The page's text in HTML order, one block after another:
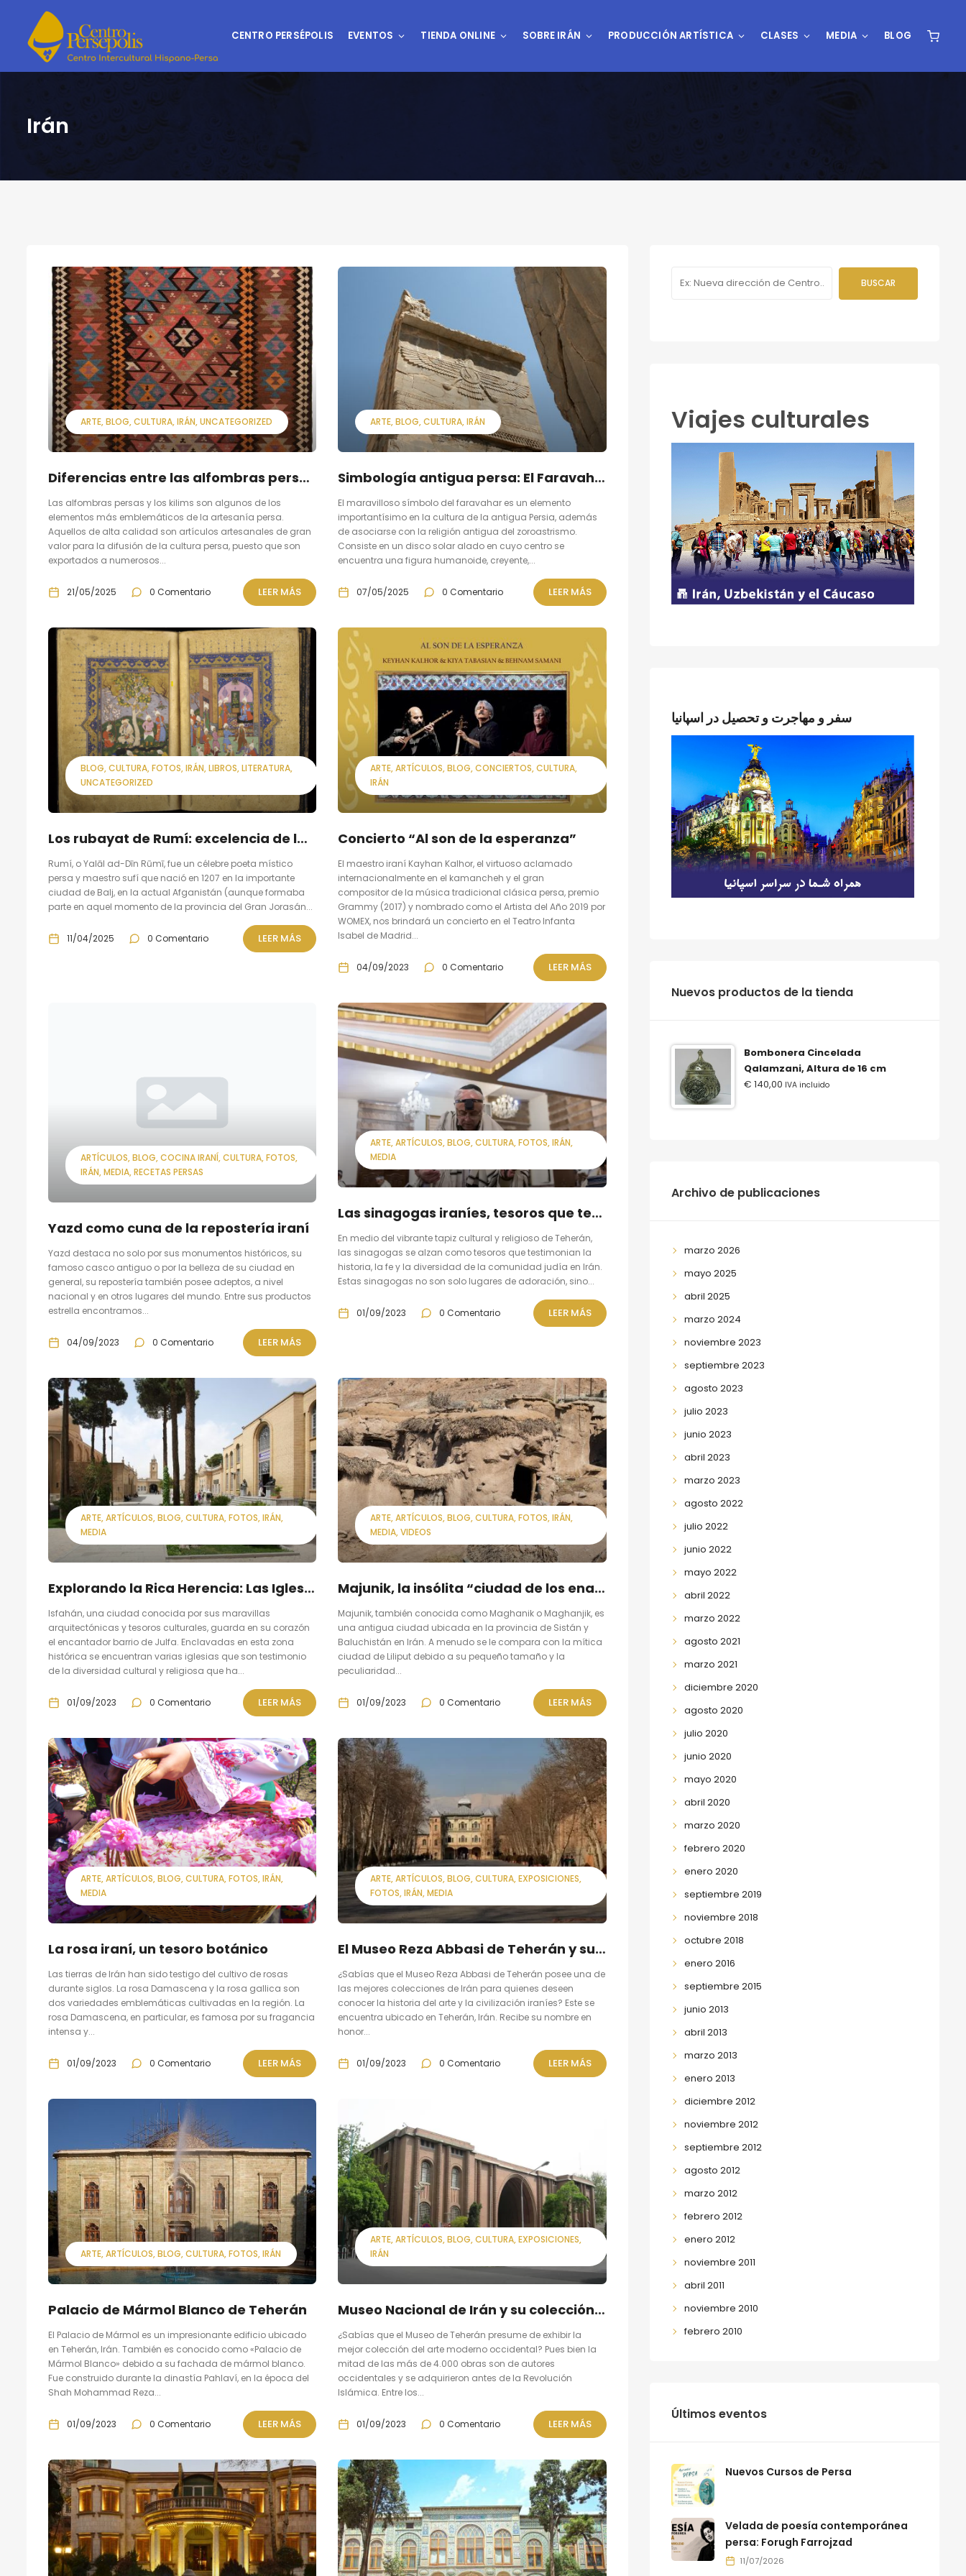
CENTRO PERSÉPOLIS EVENTOS TIENDA ONLINE SOBRE IRÁN PRODUCCIÓN ARTÍSTICA CLASES MEDIA BLOG
Irán
ARTE BLOG CULTURA IRÁN UNCATEGORIZED
Diferencias entre las alfombras persas y los kilims
Las alfombras persas y los kilims son algunos de los
elementos más emblemáticos de la artesanía persa.
Aquellos de alta calidad son artículos artesanales de gran
valor para la difusión de la cultura persa, puesto que son
exportados a numerosos...
21/05/2025 0 Comentario LEER MÁS
ARTE BLOG CULTURA IRÁN
Simbología antigua persa: El Faravahar
El maravilloso símbolo del faravahar es un elemento
importantísimo en la cultura de la antigua Persia, además
de asociarse con la religión antigua del zoroastrismo.
Consiste en un disco solar alado en cuyo centro se
encuentra una figura humanoide, creyente,...
07/05/2025 0 Comentario LEER MÁS
BLOG CULTURA FOTOS IRÁN LIBROS LITERATURA
UNCATEGORIZED
Los rubayat de Rumí: excelencia de la poesía persa
Rumí, o Yalāl ad-Dīn Rūmī, fue un célebre poeta místico
persa y maestro sufí que nació en 1207 en la importante
ciudad de Balj, en la actual Afganistán (aunque formaba
parte en aquel momento de la provincia del Gran Jorasán...
11/04/2025 0 Comentario LEER MÁS
ARTE ARTÍCULOS BLOG CONCIERTOS CULTURA
IRÁN
Concierto “Al son de la esperanza”
El maestro iraní Kayhan Kalhor, el virtuoso aclamado
internacionalmente en el kamancheh y el gran
compositor de la música tradicional clásica persa, premio
Grammy (2017) y nombrado como el Artista del Año 2019 por
WOMEX, nos brindará un concierto en el Teatro Infanta
Isabel de Madrid...
04/09/2023 0 Comentario LEER MÁS
ARTÍCULOS BLOG COCINA IRANÍ CULTURA FOTOS
IRÁN MEDIA RECETAS PERSAS
Yazd como cuna de la repostería iraní
Yazd destaca no solo por sus monumentos históricos, su
famoso casco antiguo o por la belleza de su ciudad en
general, su repostería también posee adeptos, a nivel
nacional y en otros lugares del mundo. Entre sus productos
estrella encontramos...
04/09/2023 0 Comentario LEER MÁS
ARTE ARTÍCULOS BLOG CULTURA FOTOS IRÁN
MEDIA
Las sinagogas iraníes, tesoros que testimonian la historia, la fe y la diversidad de la comunidad judía en Irán
En medio del vibrante tapiz cultural y religioso de Teherán,
las sinagogas se alzan como tesoros que testimonian la
historia, la fe y la diversidad de la comunidad judía en Irán.
Estas sinagogas no son solo lugares de adoración, sino...
01/09/2023 0 Comentario LEER MÁS
ARTE ARTÍCULOS BLOG CULTURA FOTOS IRÁN
MEDIA
Explorando la Rica Herencia: Las Iglesias del Barrio de Julfa en Isfahán
Isfahán, una ciudad conocida por sus maravillas
arquitectónicas y tesoros culturales, guarda en su corazón
el encantador barrio de Julfa. Enclavadas en esta zona
histórica se encuentran varias iglesias que son testimonio
de la diversidad cultural y religiosa que ha...
01/09/2023 0 Comentario LEER MÁS
ARTE ARTÍCULOS BLOG CULTURA FOTOS IRÁN
MEDIA VIDEOS
Majunik, la insólita “ciudad de los enanos”
Majunik, también conocida como Maghanik o Maghanjik, es
una antigua ciudad ubicada en la provincia de Sistán y
Baluchistán en Irán. A menudo se le compara con la mítica
ciudad de Liliput debido a su pequeño tamaño y la
peculiaridad...
01/09/2023 0 Comentario LEER MÁS
ARTE ARTÍCULOS BLOG CULTURA FOTOS IRÁN
MEDIA
La rosa iraní, un tesoro botánico
Las tierras de Irán han sido testigo del cultivo de rosas
durante siglos. La rosa Damascena y la rosa gallica son
dos variedades emblemáticas cultivadas en la región. La
rosa Damascena, en particular, es famosa por su fragancia
intensa y...
01/09/2023 0 Comentario LEER MÁS
ARTE ARTÍCULOS BLOG CULTURA EXPOSICIONES
FOTOS IRÁN MEDIA
El Museo Reza Abbasi de Teherán y su colección de la historia del arte y la civilización iraníes
¿Sabías que el Museo Reza Abbasi de Teherán posee una de
las mejores colecciones de Irán para quienes deseen
conocer la historia del arte y la civilización iraníes? Este se
encuentra ubicado en Teherán, Irán. Recibe su nombre en
honor...
01/09/2023 0 Comentario LEER MÁS
ARTE ARTÍCULOS BLOG CULTURA FOTOS IRÁN
Palacio de Mármol Blanco de Teherán
El Palacio de Mármol es un impresionante edificio ubicado
en Teherán, Irán. También es conocido como «Palacio de
Mármol Blanco» debido a su fachada de mármol blanco.
Fue construido durante la dinastía Pahlaví, en la época del
Shah Mohammad Reza...
01/09/2023 0 Comentario LEER MÁS
ARTE ARTÍCULOS BLOG CULTURA EXPOSICIONES
IRÁN
Museo Nacional de Irán y su colección de arte moderno occidental
¿Sabías que el Museo de Teherán presume de exhibir la
mejor colección del arte moderno occidental? Pues bien la
mitad de las más de 4.000 obras son de autores
occidentales y se adquirieron antes de la Revolución
Islámica. Entre los...
01/09/2023 0 Comentario LEER MÁS
Viajes culturales
سفر و مهاجرت و تحصیل در اسپانیا
‫‪Nuevos‬‬ ‫‪productos‬‬ ‫‪de‬‬ ‫‪la‬‬ ‫‪tienda‬‬
Bombonera Cincelada
Qalamzani, Altura de 16 cm
€ 140,00 IVA incluido
Archivo de publicaciones
marzo 2026
mayo 2025
abril 2025
marzo 2024
noviembre 2023
septiembre 2023
agosto 2023
julio 2023
junio 2023
abril 2023
marzo 2023
agosto 2022
julio 2022
junio 2022
mayo 2022
abril 2022
marzo 2022
agosto 2021
marzo 2021
diciembre 2020
agosto 2020
julio 2020
junio 2020
mayo 2020
abril 2020
marzo 2020
febrero 2020
enero 2020
septiembre 2019
noviembre 2018
octubre 2018
enero 2016
septiembre 2015
junio 2013
abril 2013
marzo 2013
enero 2013
diciembre 2012
noviembre 2012
septiembre 2012
agosto 2012
marzo 2012
febrero 2012
enero 2012
noviembre 2011
abril 2011
noviembre 2010
febrero 2010
Últimos eventos
Nuevos Cursos de Persa
Velada de poesía contemporánea
persa: Forugh Farrojzad
11/07/2026